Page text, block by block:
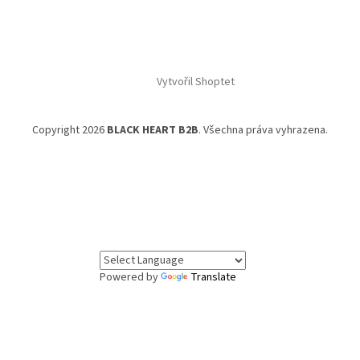
Vytvořil Shoptet
Copyright 2026 BLACK HEART B2B. Všechna práva vyhrazena.
Powered by Translate